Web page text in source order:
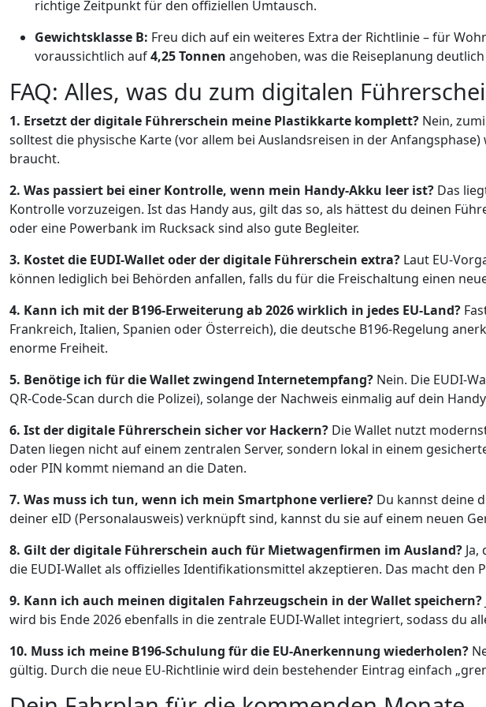
richtige Zeitpunkt für den offiziellen Umtausch.
Gewichtsklasse B: Freu dich auf ein weiteres Extra der Richtlinie – für
voraussichtlich auf4,25 Tonnen angehoben, was die Reiseplanung
FAQ: Alles, was du zum digitalen
1. Ersetzt der digitale Führerschein meine Plastikkarte komplett? Nein,
solltest die physische Karte (vor allem bei Auslandsreisen in der
braucht.
2. Was passiert bei einer Kontrolle, wenn mein Handy-Akku leer ist? Das
Kontrolle vorzuzeigen. Ist das Handy aus, gilt das so, als hättest du deinen
oder eine Powerbank im Rucksack sind also gute Begleiter.
3. Kostet die EUDI-Wallet oder der digitale Führerschein extra? Laut EU-
können lediglich bei Behörden anfallen, falls du für die Freischaltung einen
4. Kann ich mit der B196-Erweiterung ab 2026 wirklich in jedes EU-Land?
Frankreich, Italien, Spanien oder Österreich), die deutsche B196-Regelung
enorme Freiheit.
5. Benötige ich für die Wallet zwingend Internetempfang? Nein. Die EUDI-
QR-Code-Scan durch die Polizei), solange der Nachweis einmalig auf dein
6. Ist der digitale Führerschein sicher vor Hackern? Die Wallet nutzt
Daten liegen nicht auf einem zentralen Server, sondern lokal in einem
oder PIN kommt niemand an die Daten.
7. Was muss ich tun, wenn ich mein Smartphone verliere? Du kannst deine
deiner eID (Personalausweis) verknüpft sind, kannst du sie auf einem neuen
8. Gilt der digitale Führerschein auch für Mietwagenfirmen im Ausland?
die EUDI-Wallet als offizielles Identifikationsmittel akzeptieren. Das macht den
9. Kann ich auch meinen digitalen Fahrzeugschein in der Wallet speichern?
wird bis Ende 2026 ebenfalls in die zentrale EUDI-Wallet integriert, sodass du
10. Muss ich meine B196-Schulung für die EU-Anerkennung wiederholen?
gültig. Durch die neue EU-Richtlinie wird dein bestehender Eintrag einfach